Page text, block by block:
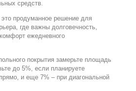
средств.
это продуманное решение для
где важны долговечность,
ежедневного
покрытия замерьте площадь
до 5%, если планируете
и еще 7% – при диагональной